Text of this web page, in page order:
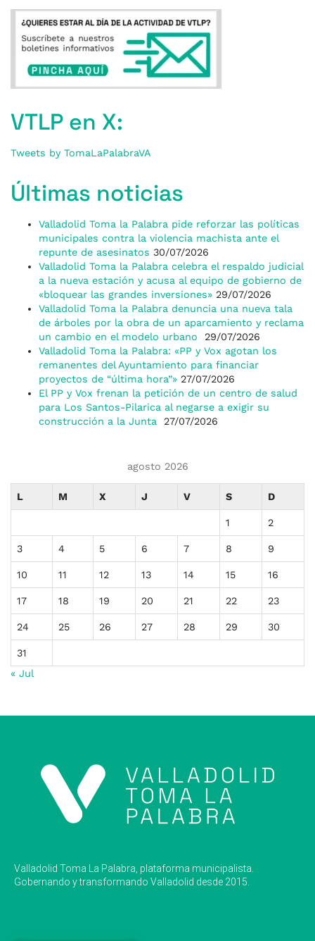
VTLP en X:
Tweets by TomaLaPalabraVA
Últimas noticias
Valladolid Toma la Palabra pide reforzar las políticas
municipales contra la violencia machista ante el
repunte de asesinatos 30/07/2026
Valladolid Toma la Palabra celebra el respaldo judicial
a la nueva estación y acusa al equipo de gobierno de
«bloquear las grandes inversiones» 29/07/2026
Valladolid Toma la Palabra denuncia una nueva tala
de árboles por la obra de un aparcamiento y reclama
un cambio en el modelo urbano
29/07/2026
Valladolid Toma la Palabra: «PP y Vox agotan los
remanentes del Ayuntamiento para financiar
proyectos de “última hora”» 27/07/2026
El PP y Vox frenan la petición de un centro de salud
para Los Santos-Pilarica al negarse a exigir su
construcción a la Junta
27/07/2026
agosto 2026
L M X J V S D
1 2
3 4 5 6 7 8 9
10 11 12 13 14 15 16
17 18 19 20 21 22 23
24 25 26 27 28 29 30
31
« Jul
Valladolid Toma La Palabra, plataforma municipalista.
Gobernando y transformando Valladolid desde 2015.